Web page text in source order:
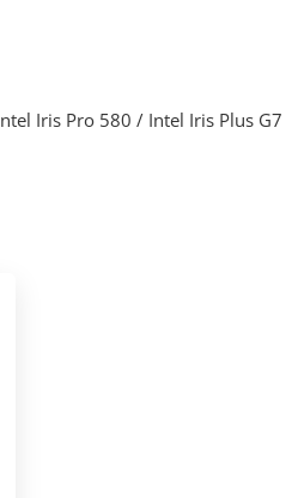
Iris Pro 580 / Intel Iris Plus G7